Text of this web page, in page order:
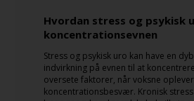
Hvordan stress og psykisk
koncentrationsevnen
Stress og psykisk uro kan have en
indvirkning på evnen til at
oversete faktorer, når voksne oplever
koncentrationsbesvær. Kronisk